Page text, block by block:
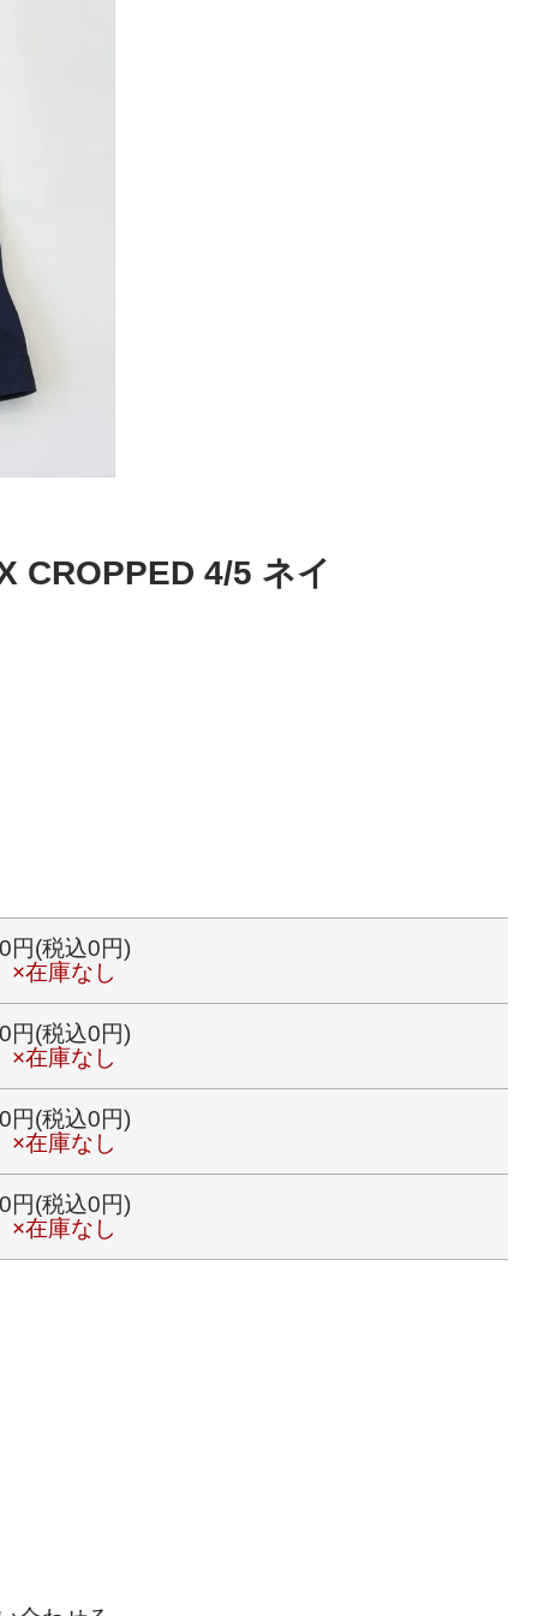
CROPPED 4/5 ネイ
0円(税込0円)
×在庫なし
0円(税込0円)
×在庫なし
0円(税込0円)
×在庫なし
0円(税込0円)
×在庫なし